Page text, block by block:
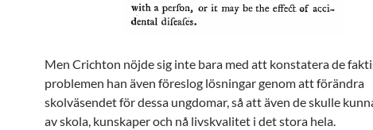
Men Crichton nöjde sig inte bara med att konstatera de
problemen han även föreslog lösningar genom att förändra
skolväsendet för dessa ungdomar, så att även de skulle
av skola, kunskaper och nå livskvalitet i det stora hela.